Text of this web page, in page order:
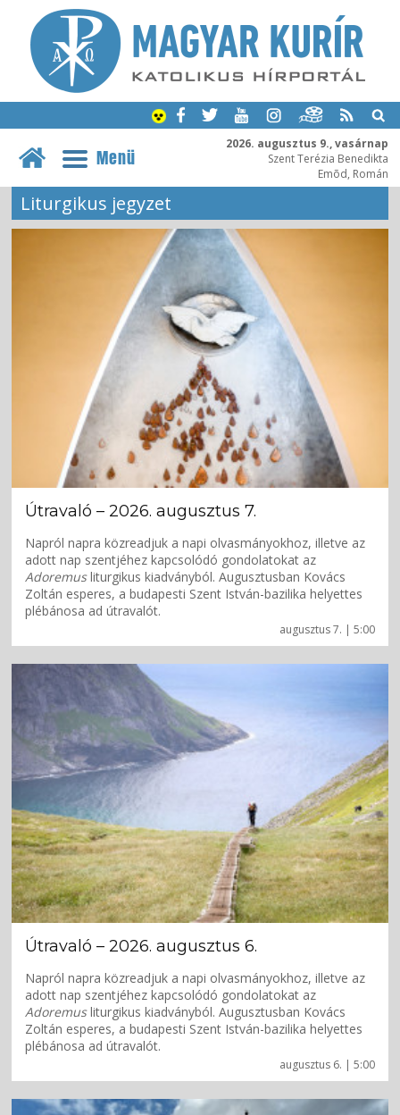
2026. augusztus 9., vasárnap
Szent Terézia Benedikta
Emõd, Román
Menü
Liturgikus jegyzet
augusztus 7. | 5:00
Útravaló – 2026. augusztus 7.
Napról napra közreadjuk a napi olvasmányokhoz, illetve az
adott nap szentjéhez kapcsolódó gondolatokat az
Adoremusliturgikus kiadványból. Augusztusban Kovács
Zoltán esperes, a budapesti Szent István-bazilika helyettes
plébánosa ad útravalót.
augusztus 6. | 5:00
Útravaló – 2026. augusztus 6.
Napról napra közreadjuk a napi olvasmányokhoz, illetve az
adott nap szentjéhez kapcsolódó gondolatokat az
Adoremusliturgikus kiadványból. Augusztusban Kovács
Zoltán esperes, a budapesti Szent István-bazilika helyettes
plébánosa ad útravalót.